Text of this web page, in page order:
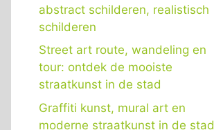
abstract schilderen, realistisch
schilderen
Street art route, wandeling en
tour: ontdek de mooiste
straatkunst in de stad
Graffiti kunst, mural art en
moderne straatkunst in de stad